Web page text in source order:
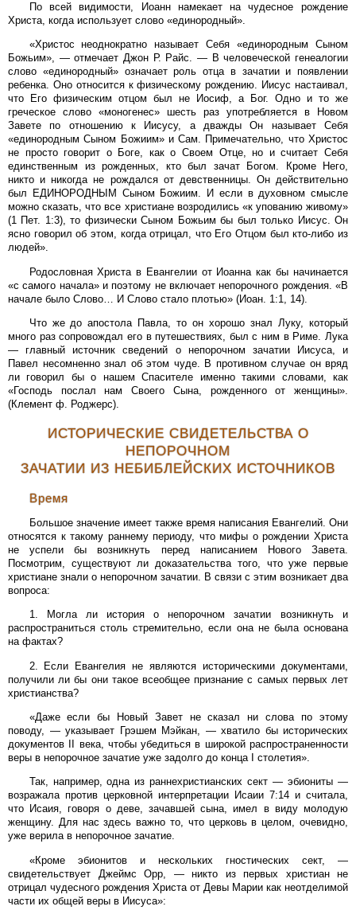
По всей видимости, Иоанн намекает на чудесное рождение
Христа, когда использует слово «единородный».
«Христос неоднократно называет Себя «единородным Сыном
Божьим», — отмечает Джон Р. Райс. — В человеческой генеалогии
слово «единородный» означает роль отца в зачатии и появлении
ребенка. Оно относится к физическому рождению. Иисус настаивал,
что Его физическим отцом был не Иосиф, а Бог. Одно и то же
греческое слово «моногенес» шесть раз употребляется в Новом
Завете по отношению к Иисусу, а дважды Он называет Себя
«единородным Сыном Божиим» и Сам. Примечательно, что Христос
не просто говорит о Боге, как о Своем Отце, но и считает Себя
единственным из рожденных, кто был зачат Богом. Кроме Него,
никто и никогда не рождался от девственницы. Он действительно
был ЕДИНОРОДНЫМ Сыном Божиим. И если в духовном смысле
можно сказать, что все христиане возродились «к упованию живому»
(1 Пет. 1:3), то физически Сыном Божьим бы был только Иисус. Он
ясно говорил об этом, когда отрицал, что Его Отцом был кто-либо из
людей».
Родословная Христа в Евангелии от Иоанна как бы начинается
«с самого начала» и поэтому не включает непорочного рождения. «В
начале было Слово… И Слово стало плотью» (Иоан. 1:1, 14).
Что же до апостола Павла, то он хорошо знал Луку, который
много раз сопровождал его в путешествиях, был с ним в Риме. Лука
— главный источник сведений о непорочном зачатии Иисуса, и
Павел несомненно знал об этом чуде. В противном случае он вряд
ли говорил бы о нашем Спасителе именно такими словами, как
«Господь послал нам Своего Сына, рожденного от женщины».
(Клемент ф. Роджерс).
ИСТОРИЧЕСКИЕ СВИДЕТЕЛЬСТВА О
НЕПОРОЧНОМ
ЗАЧАТИИ ИЗ НЕБИБЛЕЙСКИХ ИСТОЧНИКОВ
Время
Большое значение имеет также время написания Евангелий. Они
относятся к такому раннему периоду, что мифы о рождении Христа
не успели бы возникнуть перед написанием Нового Завета.
Посмотрим, существуют ли доказательства того, что уже первые
христиане знали о непорочном зачатии. В связи с этим возникает два
вопроса:
1. Могла ли история о непорочном зачатии возникнуть и
распространиться столь стремительно, если она не была основана
на фактах?
2. Если Евангелия не являются историческими документами,
получили ли бы они такое всеобщее признание с самых первых лет
христианства?
«Даже если бы Новый Завет не сказал ни слова по этому
поводу, — указывает Грэшем Мэйкан, — хватило бы исторических
документов II века, чтобы убедиться в широкой распространенности
веры в непорочное зачатие уже задолго до конца I столетия».
Так, например, одна из раннехристианских сект — эбиониты —
возражала против церковной интерпретации Исаии 7:14 и считала,
что Исаия, говоря о деве, зачавшей сына, имел в виду молодую
женщину. Для нас здесь важно то, что церковь в целом, очевидно,
уже верила в непорочное зачатие.
«Кроме эбионитов и нескольких гностических сект, —
свидетельствует Джеймс Орр, — никто из первых христиан не
отрицал чудесного рождения Христа от Девы Марии как неотделимой
части их общей веры в Иисуса»: